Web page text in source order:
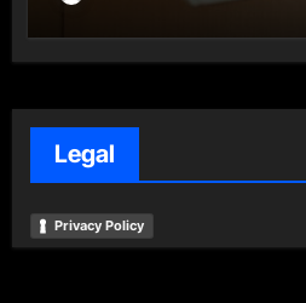
Legal
Privacy Policy